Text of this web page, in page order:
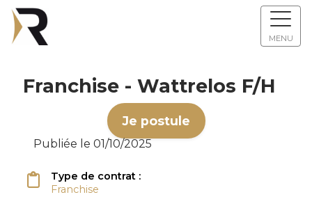
MENU
Franchise - Wattrelos F/H
Je postule
Publiée le 01/10/2025
Type de contrat :
Franchise